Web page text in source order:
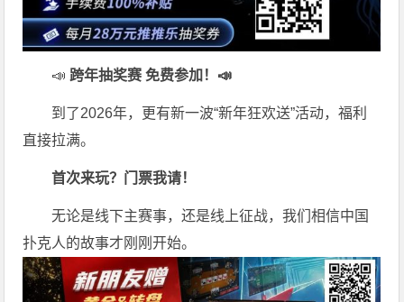
📣 跨年抽奖赛 免费参加 ！📣
到了2026年，更有新一波“新年狂欢送”活动，福利
直接拉满。
首次来玩？门票我请！
无论是线下主赛事，还是线上征战，我们相信中国
扑克人的故事才刚刚开始。